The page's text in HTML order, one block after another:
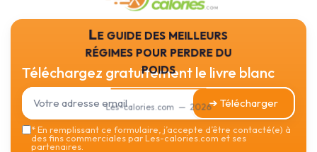
Le guide des meilleurs
régimes pour perdre du
poids
Les-calories.com — 2026
Téléchargez gratuitement le livre blanc
➔ Télécharger
*En remplissant ce formulaire, j’accepte d’être contacté(e) à
des fins commerciales par Les-calories.com et ses
partenaires.